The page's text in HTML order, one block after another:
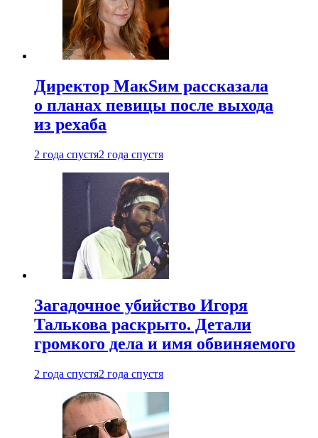
Директор МакSим рассказала
о планах певицы после выхода
из рехаба
2 года спустя2 года спустя
Загадочное убийство Игоря
Талькова раскрыто. Детали
громкого дела и имя обвиняемого
2 года спустя2 года спустя